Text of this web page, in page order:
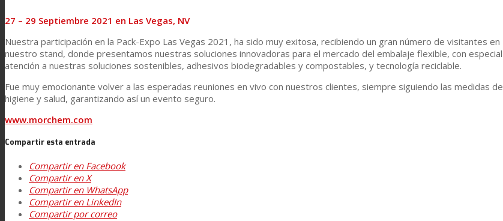
Link to Mail
Laminación de paneles
Laminación técnica
Laminación textil
Resinas de Poliuretano para tintas de impresión
27 – 29 Septiembre 2021 en Las Vegas, NV
Nuestra participación en la Pack-Expo Las Vegas 2021, ha sido muy exitosa, recibiendo un gran número de visitantes en
nuestro stand, donde presentamos nuestras soluciones innovadoras para el mercado del embalaje flexible, con especial
atención a nuestras soluciones sostenibles, adhesivos biodegradables y compostables, y tecnología reciclable.
Fue muy emocionante volver a las esperadas reuniones en vivo con nuestros clientes, siempre siguiendo las medidas de
higiene y salud, garantizando así un evento seguro.
www.morchem.com
Compartir esta entrada
Compartir en Facebook
Compartir en X
Compartir en WhatsApp
Compartir en LinkedIn
Compartir por correo